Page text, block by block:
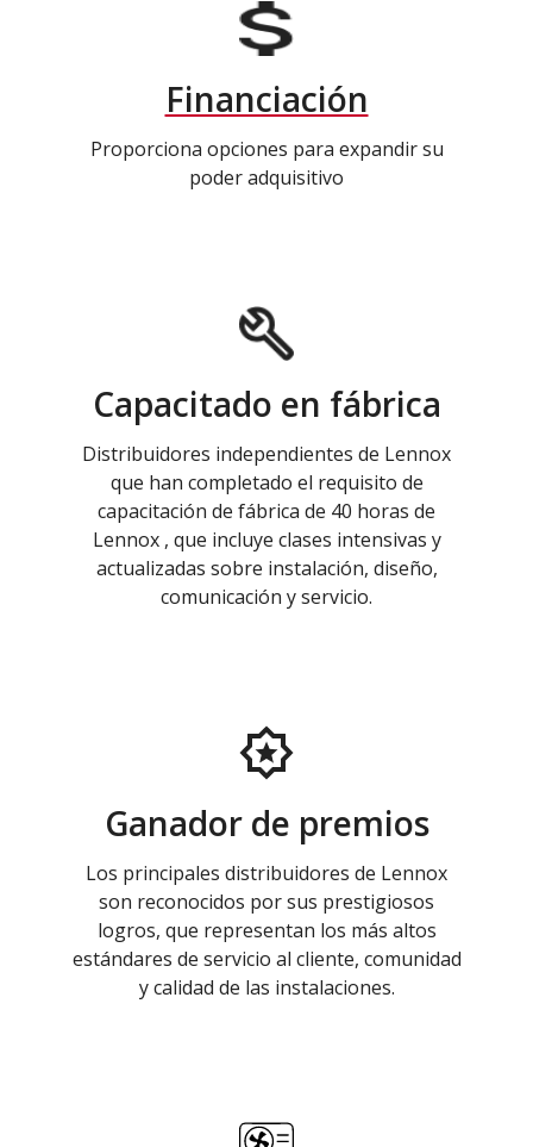
Financiación
Proporciona opciones para expandir su
poder adquisitivo
Capacitado en fábrica
Distribuidores independientes de Lennox
que han completado el requisito de
capacitación de fábrica de 40 horas de
Lennox , que incluye clases intensivas y
actualizadas sobre instalación, diseño,
comunicación y servicio.
Ganador de premios
Los principales distribuidores de Lennox
son reconocidos por sus prestigiosos
logros, que representan los más altos
estándares de servicio al cliente, comunidad
y calidad de las instalaciones.